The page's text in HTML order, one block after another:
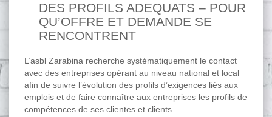
DES PROFILS ADEQUATS – POUR
QU’OFFRE ET DEMANDE SE
RENCONTRENT
L’asbl Zarabina recherche systématiquement le contact
avec des entreprises opérant au niveau national et local
afin de suivre l’évolution des profils d’exigences liés aux
emplois et de faire connaître aux entreprises les profils de
compétences de ses clientes et clients.